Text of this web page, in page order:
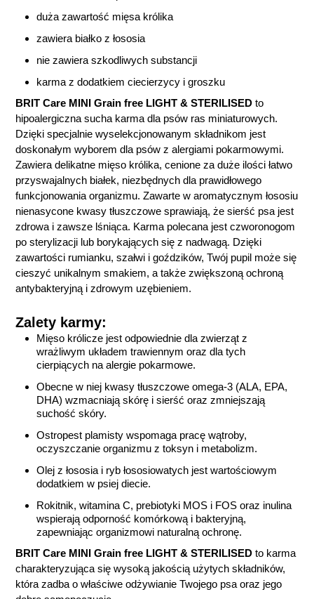
duża zawartość mięsa królika
zawiera białko z łososia
nie zawiera szkodliwych substancji
karma z dodatkiem ciecierzycy i groszku
BRIT Care MINI Grain free LIGHT & STERILISED to
hipoalergiczna sucha karma dla psów ras miniaturowych.
Dzięki specjalnie wyselekcjonowanym składnikom jest
doskonałym wyborem dla psów z alergiami pokarmowymi.
Zawiera delikatne mięso królika, cenione za duże ilości łatwo
przyswajalnych białek, niezbędnych dla prawidłowego
funkcjonowania organizmu. Zawarte w aromatycznym łososiu
nienasycone kwasy tłuszczowe sprawiają, że sierść psa jest
zdrowa i zawsze lśniąca. Karma polecana jest czworonogom
po sterylizacji lub borykających się z nadwagą. Dzięki
zawartości rumianku, szałwi i goździków, Twój pupil może się
cieszyć unikalnym smakiem, a także zwiększoną ochroną
antybakteryjną i zdrowym uzębieniem.
Zalety karmy:
Mięso królicze jest odpowiednie dla zwierząt z
wrażliwym układem trawiennym oraz dla tych
cierpiących na alergie pokarmowe.
Obecne w niej kwasy tłuszczowe omega-3 (ALA, EPA,
DHA) wzmacniają skórę i sierść oraz zmniejszają
suchość skóry.
Ostropest plamisty wspomaga pracę wątroby,
oczyszczanie organizmu z toksyn i metabolizm.
Olej z łososia i ryb łososiowatych jest wartościowym
dodatkiem w psiej diecie.
Rokitnik, witamina C, prebiotyki MOS i FOS oraz inulina
wspierają odporność komórkową i bakteryjną,
zapewniając organizmowi naturalną ochronę.
BRIT Care MINI Grain free LIGHT & STERILISED to karma
charakteryzująca się wysoką jakością użytych składników,
która zadba o właściwe odżywianie Twojego psa oraz jego